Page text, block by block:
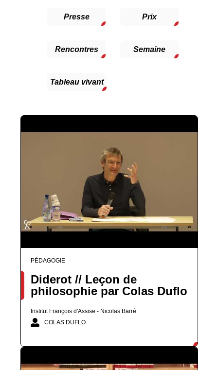
Presse Prix
Rencontres Semaine
Tableau vivant
PÉDAGOGIE
Diderot // Leçon de
philosophie par Colas Duflo
Institut François d'Assise - Nicolas Barré
COLAS DUFLO